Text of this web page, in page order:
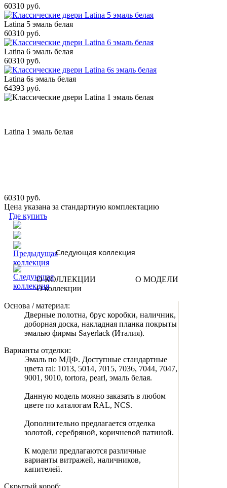
60310 руб.
Latina 5 эмаль белая
60310 руб.
Latina 6 эмаль белая
60310 руб.
Latina 6s эмаль белая
64393 руб.
Latina 1 эмаль белая
60310 руб.
Цена указана за стандартную комплектацию
Где купить
Следующая коллекция
О КОЛЛЕКЦИИ
О МОДЕЛИ
О коллекции
Основа / материал:
Дверные полотна, брус коробки, наличник,
доборная доска, накладная планка покрыты
эмалью фирмы Sayerlack (Италия).
Варианты отделки:
Эмаль по МДФ. Доступные стандартные
цвета ral: 1013, 5014, 7015, 7036, 7044, 7047,
9001, 9010, tortora, pearl, эмаль белая.
Данную модель можно заказать в любом
цвете по каталогам RAL, NCS.
Дополнительно предлагается отделка
золотой, серебряной, коричневой патиной.
К модели предлагаются различные
варианты витражей, наличников,
капителей.
Скрытый короб: